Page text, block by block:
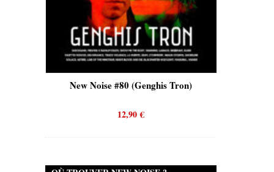
New Noise #80 (Genghis Tron)
12,90€